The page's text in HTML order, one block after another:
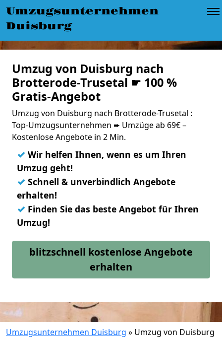
Umzugsunternehmen
Duisburg
Umzug von Duisburg nach
Brotterode-Trusetal ☛ 100 %
Gratis-Angebot
Umzug von Duisburg nach Brotterode-Trusetal :
Top-Umzugsunternehmen ➨ Umzüge ab 69€ –
Kostenlose Angebote in 2 Min.
✓ Wir helfen Ihnen, wenn es um Ihren
Umzug geht!
✓ Schnell & unverbindlich Angebote
erhalten!
✓ Finden Sie das beste Angebot für Ihren
Umzug!
blitzschnell kostenlose Angebote
erhalten
Umzugsunternehmen Duisburg » Umzug von Duisburg